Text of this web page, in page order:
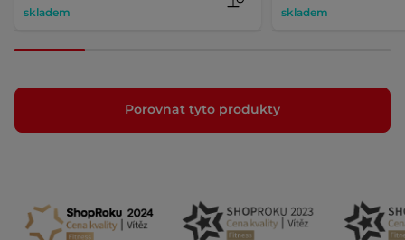
skladem skladem
Porovnat tyto produkty